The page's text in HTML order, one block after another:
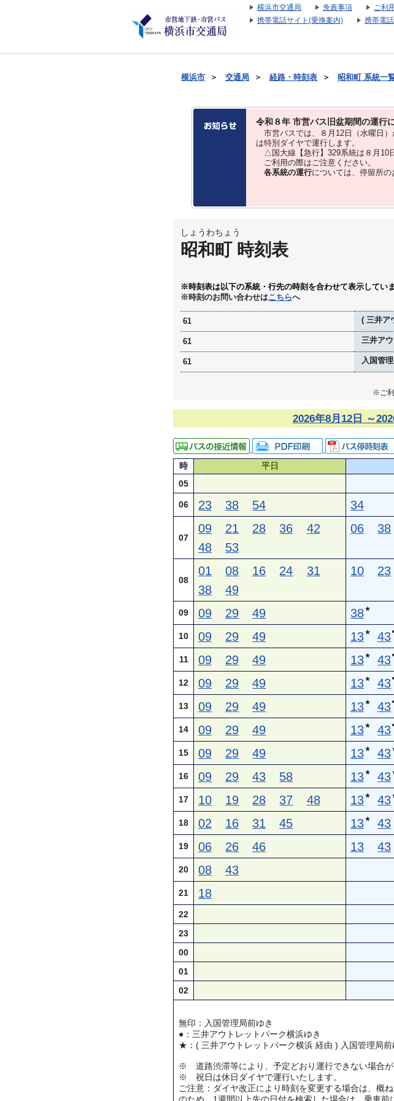
横浜市交通局 免責事項 ご利
携帯電話サイト(乗換案内)
携帯電
横浜市 ＞ 交通局 ＞ 経路・時刻表 ＞ 昭和町 系統一
令和８年 市営バス旧盆期間の運行
市営バスでは、８⽉12⽇（水曜日
は特別ダイヤで運⾏します。
△国大線【急行】329系統は８月10
ご利用の際はご注意ください。
各系統の運行については、停留所の
しょうわちょう
昭和町 時刻表
※時刻表は以下の系統・行先の時刻を合わせて表示してい
※時刻のお問い合わせはこちらへ
61 ( 三井ア
61 三井ア
61 入国管
※ご利
2026年8月12日 ～
時 平日
05
06 23 38 54 34
07
09 21 28 36
42
48
53
06 38
08
01 08 16 24
31
38
49
10 23
09 09 29 49 38★
10 09 29 49 13★ 43●
11 09 29 49 13★ 43●
12 09 29 49 13★ 43●
13 09 29 49 13★ 43●
14 09 29 49 13★ 43●
15 09 29 49 13★ 43
16 09 29 43 58 13★ 43
17 10 19 28 37 48 13★ 43
18 02 16 31 45 13★ 43
19 06 26 46 13 43
20 08 43
21 18
22
23
00
01
02
無印：入国管理局前ゆき
●：三井アウトレットパーク横浜ゆき
★：( 三井アウトレットパーク横浜 経由 ) 入国管理局前
※ 道路渋滞等により、予定どおり運行できない場合が
※ 祝日は休日ダイヤで運行いたします。
ご注意：ダイヤ改正により時刻を変更する場合は、概